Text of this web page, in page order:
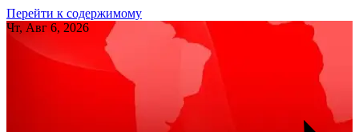
Перейти к содержимому
Чт, Авг 6, 2026